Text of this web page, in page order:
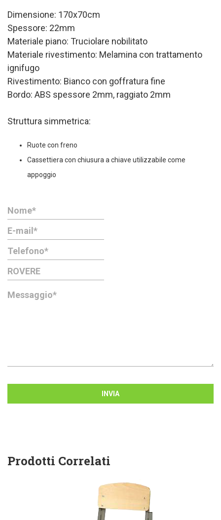
Dimensione: 170x70cm
Spessore: 22mm
Materiale piano: Truciolare nobilitato
Materiale rivestimento: Melamina con trattamento
ignifugo
Rivestimento: Bianco con goffratura fine
Bordo: ABS spessore 2mm, raggiato 2mm
Struttura simmetrica:
Ruote con freno
Cassettiera con chiusura a chiave utilizzabile come
appoggio
INVIA
Prodotti Correlati